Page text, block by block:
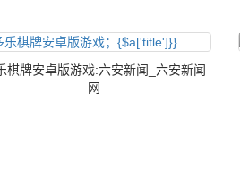
棋牌安卓版游戏:六安新闻_六安新闻
网